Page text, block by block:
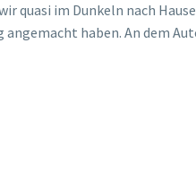
quasi im Dunkeln nach
haben. An dem